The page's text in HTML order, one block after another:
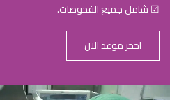
☑ شامل جميع الفحوصات.
احجز موعد الان